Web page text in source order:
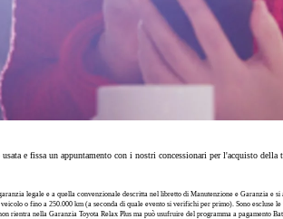
e fissa un appuntamento con i nostri concessionari per l'acquisto della
legale e a quella convenzionale descritta nel libretto di Manutenzione e Garanzia e
o fino a 250.000 km (a seconda di quale evento si verifichi per primo). Sono escluse
rientra nella Garanzia Toyota Relax Plus ma può usufruire del programma a pagamento